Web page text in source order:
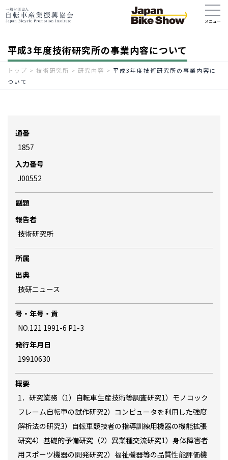
平成3年度技術研究所の事業内容について
トップ > 技術研究所 > 研究内容 > 平成3年度技術研究所の事業内容に
ついて
通番
1857
入力番号
J00552
副題
報告者
技術研究所
所属
出典
技研ニュース
号・年号・貢
NO.121 1991-6 P1-3
発行年月日
19910630
概要
1．研究業務（1）自転車生産技術等調査研究1）モノコック
フレーム自転車の試作研究2）コンピュータを利用した強度
解析法の研究3）自転車競技者の指導訓練用機器の機能拡張
研究4）基礎的予備研究（2）異業種交流研究1）身体障害者
用スポーツ機器の開発研究2）福祉機器等の品質性能評価機